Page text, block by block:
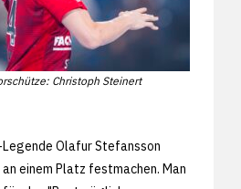
Christoph Steinert
Olafur Stefansson
einem Platz festmachen. Man